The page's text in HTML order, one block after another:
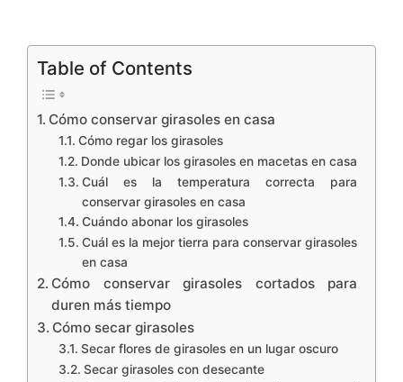
Table of Contents
Cómo conservar girasoles en casa
Cómo regar los girasoles
Donde ubicar los girasoles en macetas en casa
Cuál es la temperatura correcta para
conservar girasoles en casa
Cuándo abonar los girasoles
Cuál es la mejor tierra para conservar girasoles
en casa
Cómo conservar girasoles cortados para
duren más tiempo
Cómo secar girasoles
Secar flores de girasoles en un lugar oscuro
Secar girasoles con desecante